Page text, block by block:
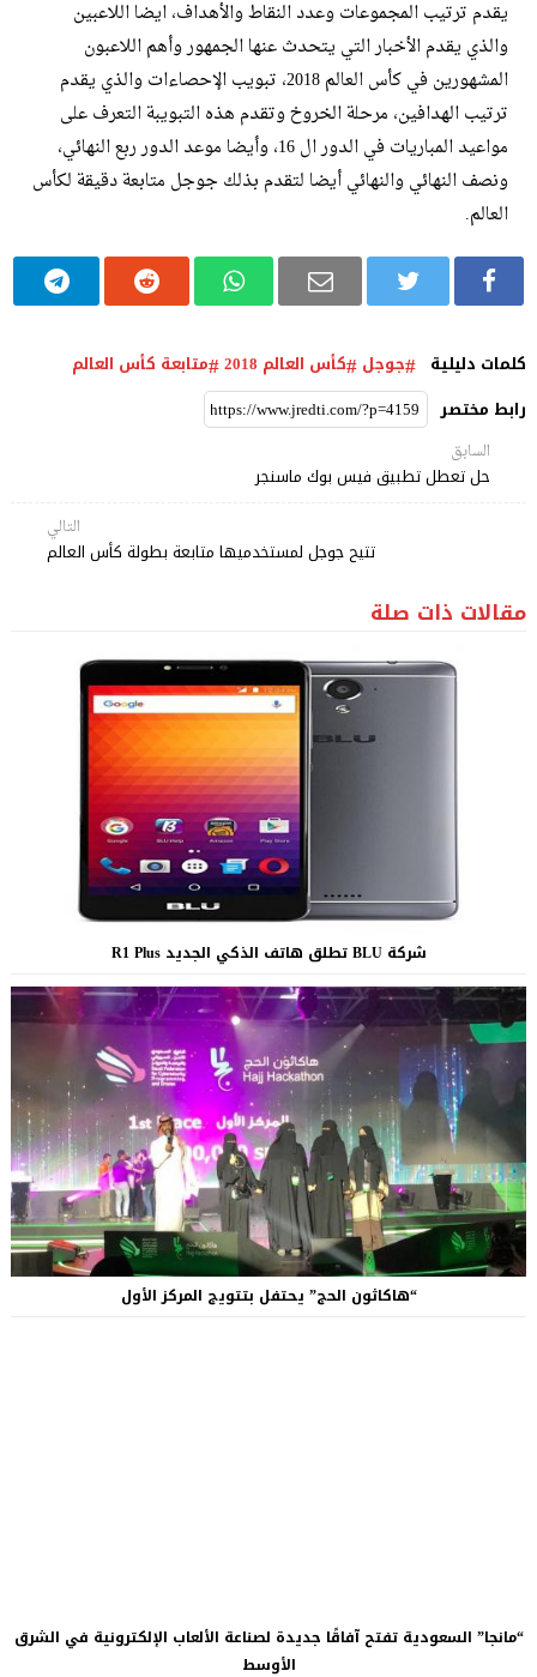
يقدم ترتيب المجموعات وعدد النقاط والأهداف، ايضا اللاعبين
والذي يقدم الأخبار التي يتحدث عنها الجمهور وأهم اللاعبون
المشهورين في كأس العالم 2018، تبويب الإحصاءات والذي يقدم
ترتيب الهدافين، مرحلة الخروخ وتقدم هذه التبويبة التعرف على
مواعيد المباريات في الدور ال 16، وأيضا موعد الدور ربع النهائي،
ونصف النهائي والنهائي أيضا لتقدم بذلك جوجل متابعة دقيقة لكأس
العالم.
كلمات دليلية جوجل كأس العالم 2018
متابعة كأس العالم
رابط مختصر
السابق
حل تعطل تطبيق فيس بوك ماسنجر
التالي
تتيح جوجل لمستخدميها متابعة بطولة كأس العالم
مقالات ذات صلة
شركة BLU تطلق هاتف الذكي الجديد R1 Plus
“هاكاثون الحج” يحتفل بتتويج المركز الأول
“مانجا” السعودية تفتح آفاقًا جديدة لصناعة الألعاب الإلكترونية في الشرق
الأوسط